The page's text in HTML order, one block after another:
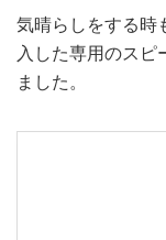
気晴らしをする時
入した専用のスピ
ました。